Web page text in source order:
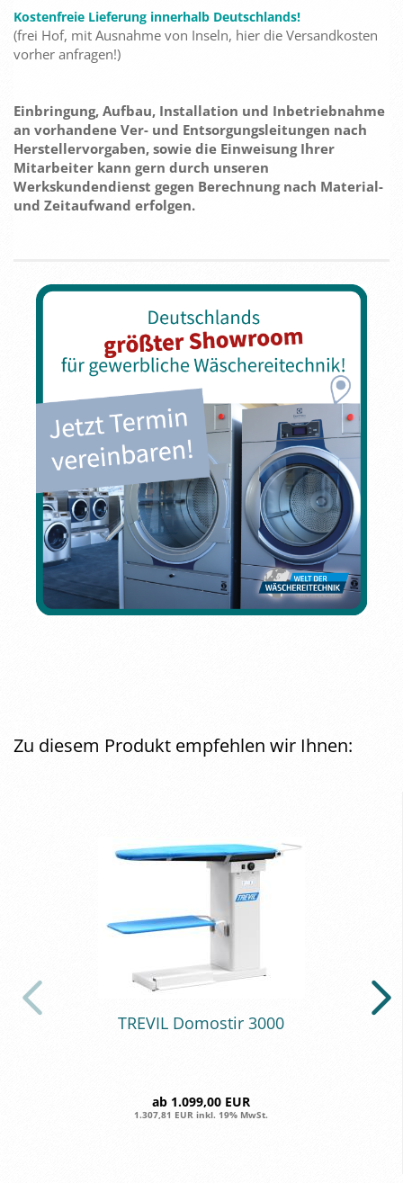
Kostenfreie Lieferung innerhalb Deutschlands!
(frei Hof, mit Ausnahme von Inseln, hier die Versandkosten
vorher anfragen!)
Einbringung, Aufbau, Installation und Inbetriebnahme
an vorhandene Ver- und Entsorgungsleitungen nach
Herstellervorgaben, sowie die Einweisung Ihrer
Mitarbeiter kann gern durch unseren
Werkskundendienst gegen Berechnung nach Material-
und Zeitaufwand erfolgen.
Zu diesem Produkt empfehlen wir Ihnen:
TRE­VIL Do­mostir 3000
ab 1.099,00 EUR
1.307,81 EUR inkl. 19% MwSt.